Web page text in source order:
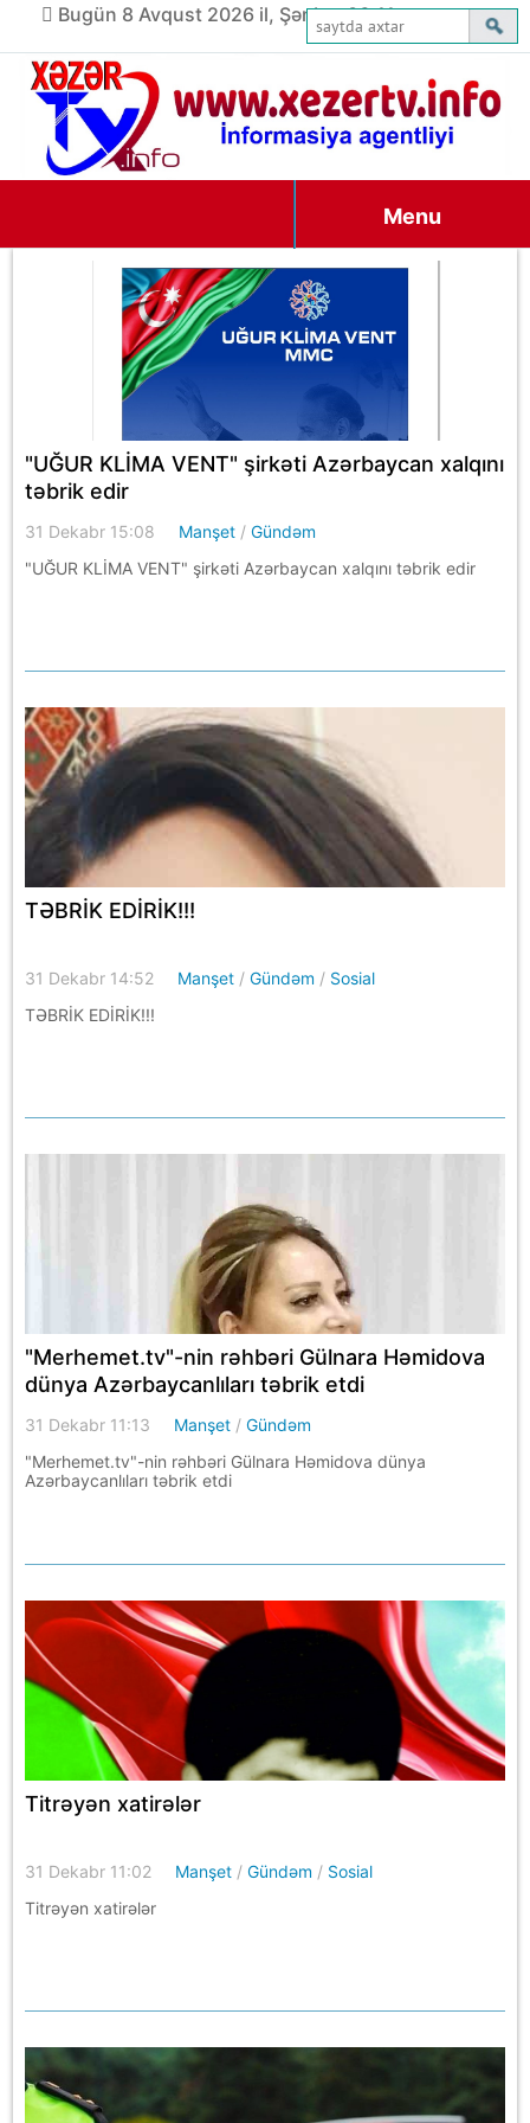
Bugün 8 Avqust 2026 il, Şənbə, 06:11
Menu
"UĞUR KLİMA VENT" şirkəti Azərbaycan xalqını
təbrik edir
31 Dekabr 15:08 Manşet /Gündəm
"UĞUR KLİMA VENT" şirkəti Azərbaycan xalqını təbrik edir
TƏBRİK EDİRİK!!!
31 Dekabr 14:52 Manşet /Gündəm / Sosial
TƏBRİK EDİRİK!!!
"Merhemet.tv"-nin rəhbəri Gülnara Həmidova
dünya Azərbaycanlıları təbrik etdi
31 Dekabr 11:13 Manşet /Gündəm
"Merhemet.tv"-nin rəhbəri Gülnara Həmidova dünya
Azərbaycanlıları təbrik etdi
Titrəyən xatirələr
31 Dekabr 11:02 Manşet /Gündəm / Sosial
Titrəyən xatirələr